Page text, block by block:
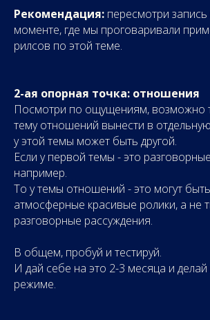
Рекомендация: пересмотри
моменте, где мы проговаривали
рилсов по этой теме.
2-ая опорная точка: отношения
Посмотри по ощущениям, возможно
тему отношений вынести в
у этой темы может быть другой.
Если у первой темы - это
например.
То у темы отношений - это могут
атмосферные красивые ролики, а не
разговорные рассуждения.
В общем, пробуй и тестируй.
И дай себе на это 2-3 месяца и
режиме.